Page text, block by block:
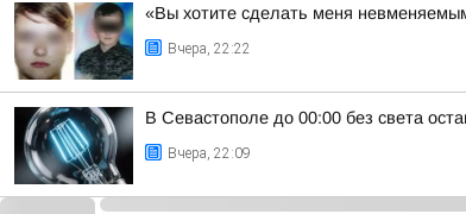
«Вы хотите сделать меня
Вчера, 22:22
В Севастополе до 00:00 без света
Вчера, 22:09